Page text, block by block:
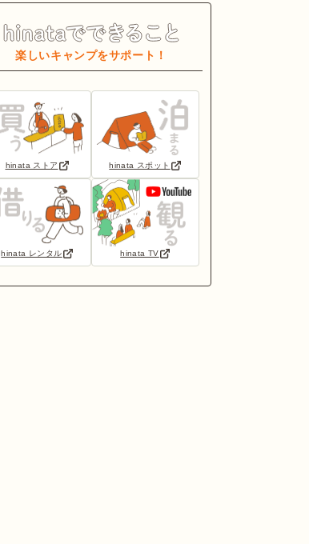
楽しいキャンプをサポート！
hinata ストア hinata スポット
hinata レンタル hinata TV